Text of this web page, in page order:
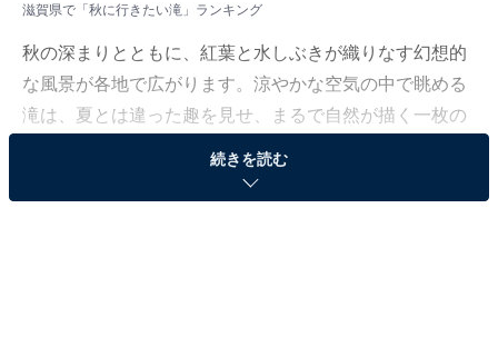
滋賀県で「秋に行きたい滝」ランキング
秋の深まりとともに、紅葉と水しぶきが織りなす幻想的
な風景が各地で広がります。涼やかな空気の中で眺める
滝は、夏とは違った趣を見せ、まるで自然が描く一枚の
絵画のよう。そんな秋ならではの絶景を求めて出かけた
くなる季節に、思わず足を運びたくなる「滝」スポット
続きを読む